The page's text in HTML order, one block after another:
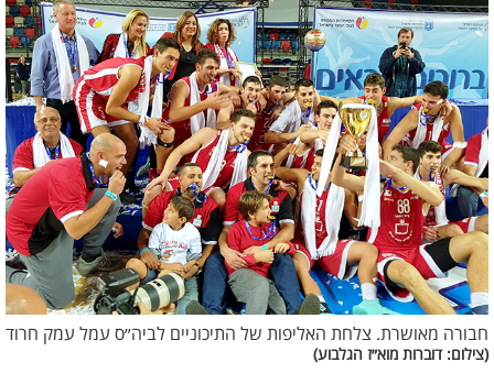
חבורה מאושרת. צלחת האליפות של התיכוניים לביה״ס עמל עמק חרוד
(צילום: דוברות מוא״ז הגלבוע)